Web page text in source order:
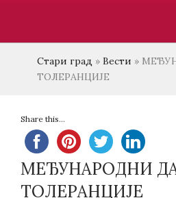
Стари град » Вести »
ТОЛЕРАНЦИЈЕ
Share this...
МЕЂУНАРОДНИ
ТОЛЕРАНЦИЈЕ